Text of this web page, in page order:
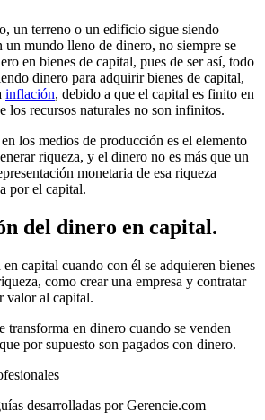
un terreno o un edificio sigue siendo
un mundo lleno de dinero, no siempre se
en bienes de capital, pues de ser así, todo
dinero para adquirir bienes de capital,
inflación, debido a que el capital es finito en
los recursos naturales no son infinitos.
los medios de producción es el elemento
riqueza, y el dinero no es más que un
monetaria de esa riqueza
por el capital.
del dinero en capital.
capital cuando con él se adquieren bienes
como crear una empresa y contratar
valor al capital.
transforma en dinero cuando se venden
por supuesto son pagados con dinero.
desarrolladas por Gerencie.com